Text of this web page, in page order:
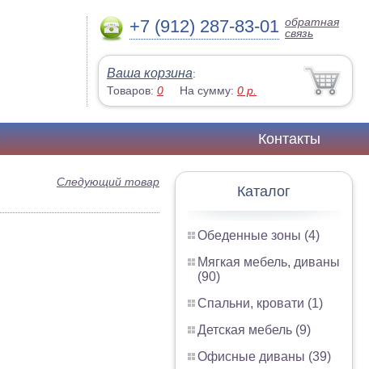
+7 (912) 287-83-01 обратная
связь
Ваша корзина:
Товаров: 0 На сумму: 0 р.
Контакты
Каталог
Обеденные зоны (4)
Мягкая мебель, диваны
(90)
Спальни, кровати (1)
Детская мебель (9)
Офисные диваны (39)
Следующий товар